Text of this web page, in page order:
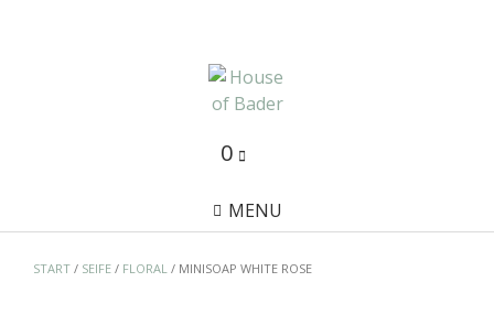
0
MENU
START / SEIFE / FLORAL / MINISOAP WHITE ROSE